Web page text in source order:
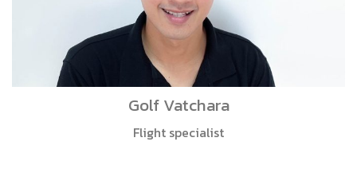
Golf Vatchara
Flight specialist